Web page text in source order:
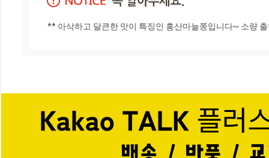
** 아삭하고 달큰한 맛이 특징인 홍산마늘쫑입니다~ 소량